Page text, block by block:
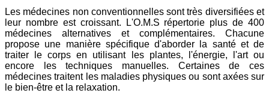
Les médecines non conventionnelles sont très diversifiées et
leur nombre est croissant. L'O.M.S répertorie plus de 400
médecines alternatives et complémentaires. Chacune
propose une manière spécifique d'aborder la santé et de
traiter le corps en utilisant les plantes, l'énergie, l'art ou
encore les techniques manuelles. Certaines de ces
médecines traitent les maladies physiques ou sont axées sur
le bien-être et la relaxation.